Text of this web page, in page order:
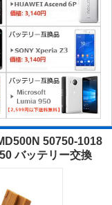
50750-1018
バッテリー交換